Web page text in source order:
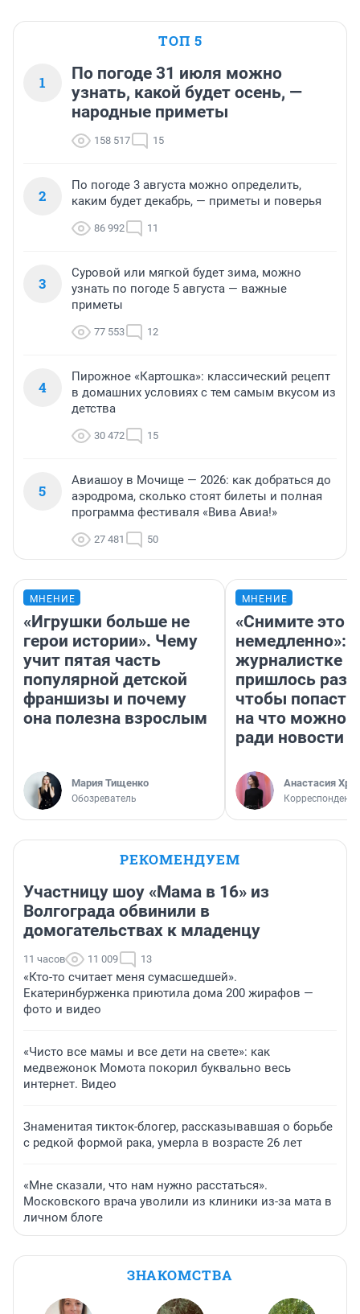
ТОП 5
1
По погоде 31 июля можно
узнать, какой будет осень, —
народные приметы
158 517 15
2
По погоде 3 августа можно определить,
каким будет декабрь, — приметы и поверья
86 992 11
3
Суровой или мягкой будет зима, можно
узнать по погоде 5 августа — важные
приметы
77 553 12
4
Пирожное «Картошка»: классический рецепт
в домашних условиях с тем самым вкусом из
детства
30 472 15
5
Авиашоу в Мочище — 2026: как добраться до
аэродрома, сколько стоят билеты и полная
программа фестиваля «Вива Авиа!»
27 481 50
МНЕНИЕ
«Игрушки больше не
герои истории». Чему
учит пятая часть
популярной детской
франшизы и почему
она полезна взрослым
Мария Тищенко
Обозреватель
МНЕНИЕ
«Снимите это
немедленно»:
журналистке
пришлось
чтобы попасть
на что можно
ради новости
Анастасия
Корреспондент
РЕКОМЕНДУЕМ
Участницу шоу «Мама в 16» из
Волгограда обвинили в
домогательствах к младенцу
11 часов 11 009 13
«Кто-то считает меня сумасшедшей».
Екатеринбурженка приютила дома 200 жирафов —
фото и видео
«Чисто все мамы и все дети на свете»: как
медвежонок Момота покорил буквально весь
интернет. Видео
Знаменитая тикток-блогер, рассказывавшая о борьбе
с редкой формой рака, умерла в возрасте 26 лет
«Мне сказали, что нам нужно расстаться».
Московского врача уволили из клиники из-за мата в
личном блоге
ЗНАКОМСТВА